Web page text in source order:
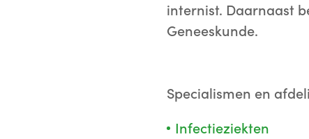
internist. Daarnaast
Geneeskunde.
Specialismen en
Infectieziekten